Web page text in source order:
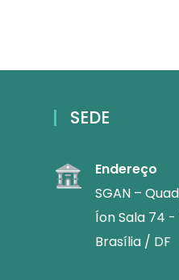
SEDE
Endereço
SGAN –
Íon Sala 74
Brasília / DF